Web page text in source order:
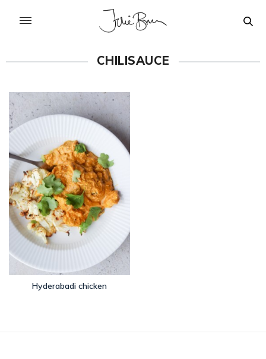
CHILISAUCE
Hyderabadi chicken